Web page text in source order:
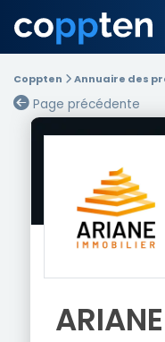
Coppten Annuaire des
Page précédente